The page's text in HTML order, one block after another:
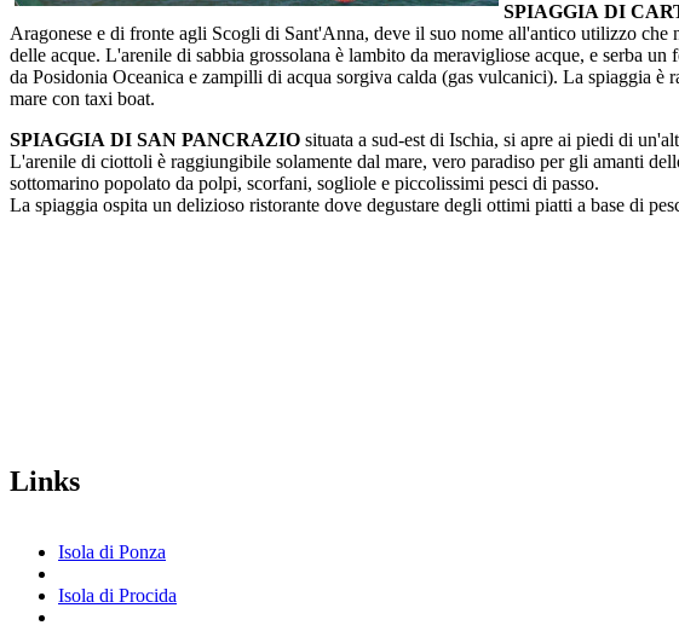
SPIAGGIA DI
Aragonese e di fronte agli Scogli di Sant'Anna, deve il suo nome all'antico utilizzo
delle acque. L'arenile di sabbia grossolana è lambito da meravigliose acque, e serba
da Posidonia Oceanica e zampilli di acqua sorgiva calda (gas vulcanici). La spiaggia è
mare con taxi boat.
SPIAGGIA DI SAN PANCRAZIO situata a sud-est di Ischia, si apre ai piedi di
L'arenile di ciottoli è raggiungibile solamente dal mare, vero paradiso per gli amanti
sottomarino popolato da polpi, scorfani, sogliole e piccolissimi pesci di passo.
La spiaggia ospita un delizioso ristorante dove degustare degli ottimi piatti a base di
Links
Isola di Ponza
Isola di Procida